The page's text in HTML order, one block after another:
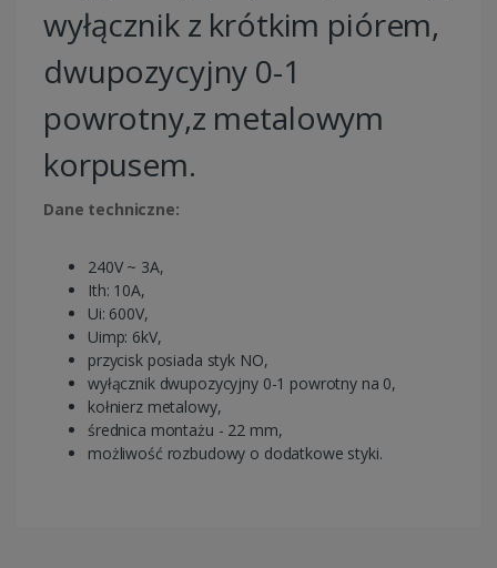
wyłącznik z krótkim piórem,
dwupozycyjny 0-1
powrotny,z metalowym
korpusem.
Dane techniczne:
240V ~ 3A,
Ith: 10A,
Ui: 600V,
Uimp: 6kV,
przycisk posiada styk NO,
wyłącznik dwupozycyjny 0-1 powrotny na 0,
kołnierz metalowy,
średnica montażu - 22 mm,
możliwość rozbudowy o dodatkowe styki.